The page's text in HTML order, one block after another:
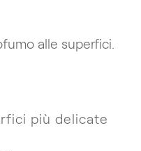
alle superfici.
più delicate